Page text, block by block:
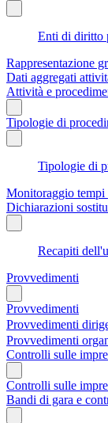
Enti di diritto
Rappresentazione
Dati aggregati
Attività e
Tipologie di
Tipologie di
Monitoraggio tempi
Dichiarazioni
Recapiti
Provvedimenti
Provvedimenti
Provvedimenti
Provvedimenti
Controlli sulle
Controlli sulle
Bandi di gara e